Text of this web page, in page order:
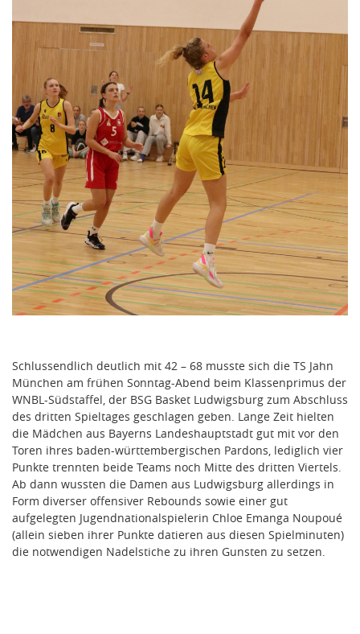
Schlussendlich deutlich mit 42 – 68 musste sich die TS Jahn
München am frühen Sonntag-Abend beim Klassenprimus der
WNBL-Südstaffel, der BSG Basket Ludwigsburg zum Abschluss
des dritten Spieltages geschlagen geben. Lange Zeit hielten
die Mädchen aus Bayerns Landeshauptstadt gut mit vor den
Toren ihres baden-württembergischen Pardons, lediglich vier
Punkte trennten beide Teams noch Mitte des dritten Viertels.
Ab dann wussten die Damen aus Ludwigsburg allerdings in
Form diverser offensiver Rebounds sowie einer gut
aufgelegten Jugendnationalspielerin Chloe Emanga Noupoué
(allein sieben ihrer Punkte datieren aus diesen Spielminuten)
die notwendigen Nadelstiche zu ihren Gunsten zu setzen.